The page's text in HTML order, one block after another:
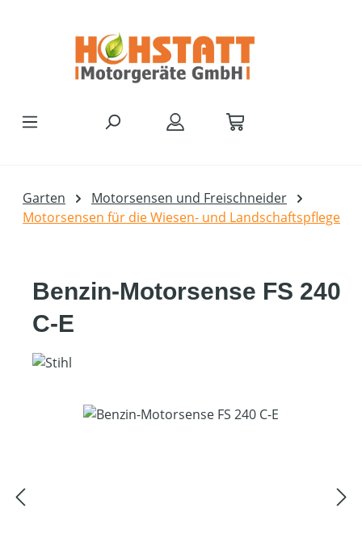
Garten
Motorsensen und Freischneider
Motorsensen für die Wiesen- und Landschaftspflege
Benzin-Motorsense FS 240
C-E
Bildergalerie überspringen